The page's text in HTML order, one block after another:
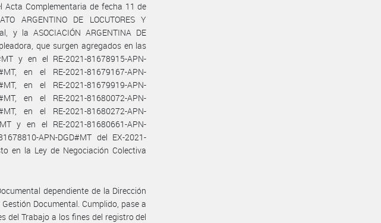
Complementaria de fecha 11 de
ARGENTINO DE LOCUTORES Y
y la ASOCIACIÓN ARGENTINA DE
que surgen agregados en las
y en el RE-2021-81678915-APN-
en el RE-2021-81679167-APN-
en el RE-2021-81679919-APN-
en el RE-2021-81680072-APN-
en el RE-2021-81680272-APN-
y en el RE-2021-81680661-APN-
APN-DGD#MT del EX-2021-
en la Ley de Negociación Colectiva
dependiente de la Dirección
Documental. Cumplido, pase a
del Trabajo a los fines del registro del